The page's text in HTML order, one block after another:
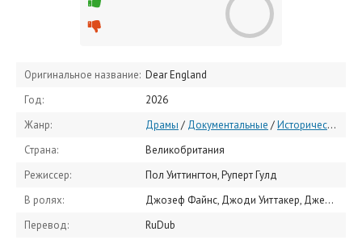
Оригинальное название: Dear England
Год:
2026
Жанр:
Драмы / Документальные /Исторические
Страна:
Великобритания
Режиссер:
Пол Уиттингтон, Руперт Гулд
В ролях:
Джозеф Файнс, Джоди Уиттакер, Джейсон Уоткинс, Дэниэл Райан, Бобби Шофилд, Дэвид Шилдс, Адам Хагилл, Will Antenbring, Фрэнсис Лавхолл, Герард Монако
Перевод:
RuDub